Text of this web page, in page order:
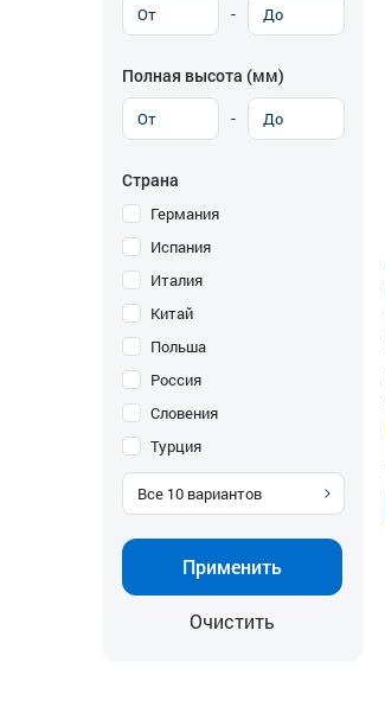
-
Полная высота (мм)
-
Страна
Германия
Испания
Италия
Китай
Польша
Россия
Словения
Турция
Все 10 вариантов
Применить
Очистить